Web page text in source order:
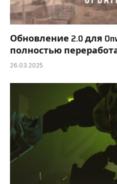
Обновление 2.0 для
полностью
26.03.2025